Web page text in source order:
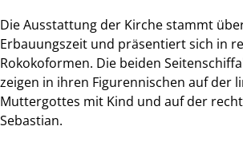
Die Ausstattung der Kirche stammt
Erbauungszeit und präsentiert sich in
Rokokoformen. Die beiden
zeigen in ihren Figurennischen auf der
Muttergottes mit Kind und auf der
Sebastian.